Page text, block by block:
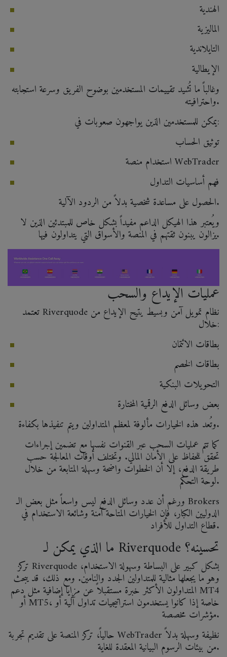
الهندية
الماليزية
التايلاندية
الإيطالية
وغالباً ما تُشيد تقييمات المستخدمين بوضوح الفريق وسرعة استجابته
واحترافيته.
يمكن للمستخدمين الذين يواجهون صعوبات في:
توثيق الحساب
استخدام منصة WebTrader
فهم أساسيات التداول
الحصول على مساعدة شخصية بدلاً من الردود الآلية.
ويُعتبر هذا الهيكل الداعم مفيداً بشكل خاص للمبتدئين الذين لا
يزالون يبنون ثقتهم في المنصة والأسواق التي يتداولون فيها.
عمليات الإيداع والسحب
تعتمد Riverquode نظام تمويل آمن وبسيط يتيح الإيداع من
خلال:
بطاقات الائتمان
بطاقات الخصم
التحويلات البنكية
بعض وسائل الدفع الرقمية المختارة
وتُعد هذه الخيارات مألوفة لمعظم المتداولين ويتم تنفيذها بكفاءة.
كما تتم عمليات السحب عبر القنوات نفسها مع تضمين إجراءات
تحقق للحفاظ على الأمان المالي. وتختلف أوقات المعالجة حسب
طريقة الدفع، إلا أن الخطوات واضحة وسهلة المتابعة من خلال
لوحة التحكم.
ورغم أن عدد وسائل الدفع ليس واسعاً مثل بعض الـ Brokers
الدوليين الكبار، فإن الخيارات المتاحة آمنة وشائعة الاستخدام في
قطاع التداول للأفراد.
ما الذي يمكن لـ Riverquode تحسينه؟
تركز Riverquode بشكل كبير على البساطة وسهولة الاستخدام،
وهو ما يجعلها مثالية للمتداولين الجدد والنامين. ومع ذلك، قد يبحث
المتداولون الأكثر خبرة مستقبلاً عن مزايا إضافية مثل دعم MT4
أو MT5، خاصة إذا كانوا يستخدمون استراتيجيات تداول آلية أو
مؤشرات مخصصة.
حالياً، تركز المنصة على تقديم تجربة WebTrader نظيفة وسهلة بدلاً
من بيئات الرسوم البيانية المعقدة للغاية.